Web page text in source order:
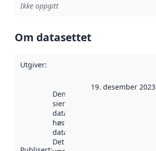
Ikke oppgitt
Om datasettet
Utgiver:
Denne datoen
sier når
datasettet ble
høstet av
data.norge.no.
Det kan ha
19. desember 2023